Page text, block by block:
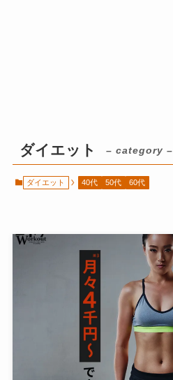
ダイエット – category –
ダイエット 40代 50代 60代